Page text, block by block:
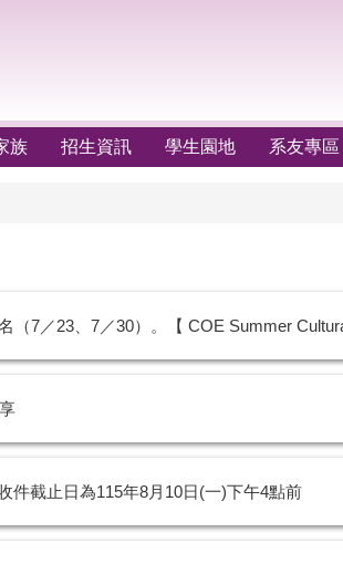
族 招生資訊 學生園地 系友專區
（7／23、7／30）。【 COE Summer
件截止日為115年8月10日(一)下午4點前